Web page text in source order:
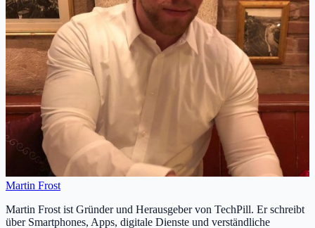
Martin Frost
Martin Frost ist Gründer und Herausgeber von TechPill. Er schreibt
über Smartphones, Apps, digitale Dienste und verständliche